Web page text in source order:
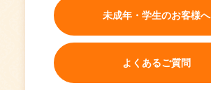
未成年・学生のお客様へ
よくあるご質問